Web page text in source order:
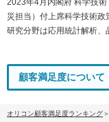
災担当）付上席科学技術政
研究分野は応用統計解析、
顧客満足度について
オリコン顧客満足度ランキング